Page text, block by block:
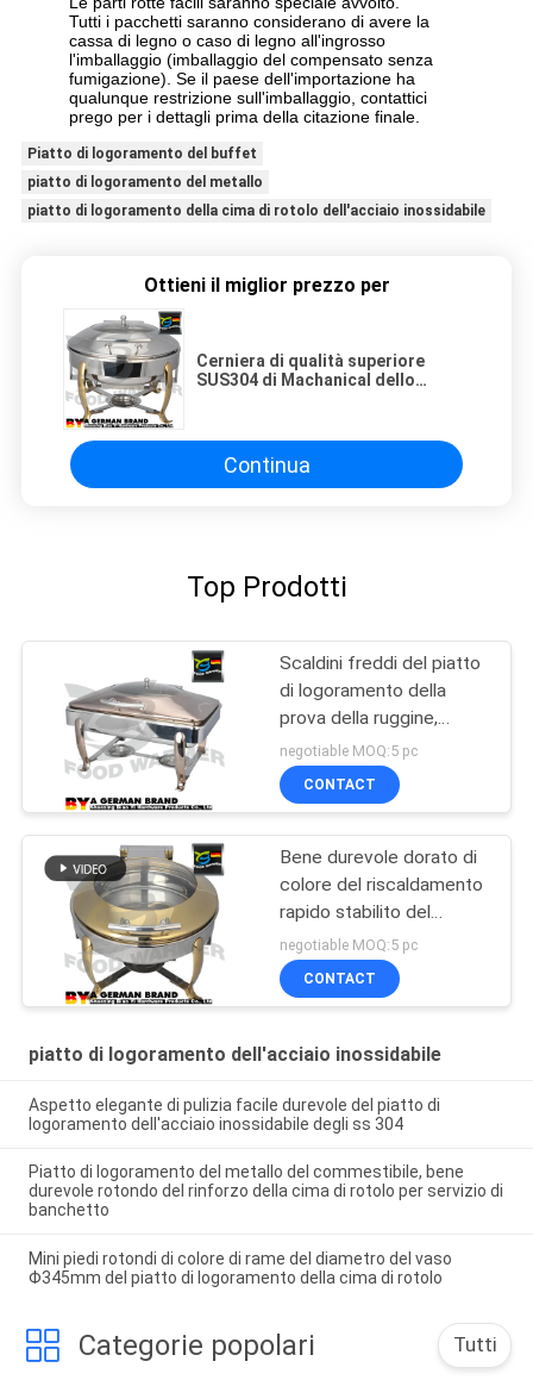
Tutti i pacchetti saranno considerano di avere la
cassa di legno o caso di legno all'ingrosso
l'imballaggio (imballaggio del compensato senza
fumigazione). Se il paese dell'importazione ha
qualunque restrizione sull'imballaggio, contattici
prego per i dettagli prima della citazione finale.
Piatto di logoramento del buffet
piatto di logoramento del metallo
piatto di logoramento della cima di rotolo dell'acciaio inossidabile
Ottieni il miglior prezzo per
Cerniera di qualità superiore
SUS304 di Machanical dello
approvvigionamento del buffet
Continua
Top Prodotti
Scaldini freddi del piatto
di logoramento della
prova della ruggine,
modo elettrico del
radiatore del piatto di
logoramento
negotiable MOQ:5 pc
CONTACT
Bene durevole dorato di
colore del riscaldamento
rapido stabilito del
buffet del piatto di
logoramento
dell'alimento per la
negotiable MOQ:5 pc
CONTACT
piatto di logoramento dell'acciaio inossidabile
Aspetto elegante di pulizia facile durevole del piatto di
logoramento dell'acciaio inossidabile degli ss 304
Piatto di logoramento del metallo del commestibile, bene
durevole rotondo del rinforzo della cima di rotolo per servizio di
banchetto
Mini piedi rotondi di colore di rame del diametro del vaso
Φ345mm del piatto di logoramento della cima di rotolo
Categorie popolari Tutti